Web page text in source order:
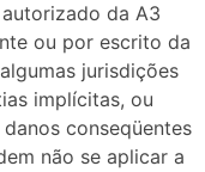
da A3
ou por escrito da
jurisdições
implícitas, ou
conseqüentes
não se aplicar a